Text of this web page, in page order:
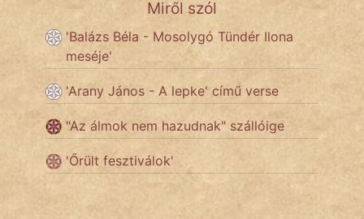
Miről szól
'Balázs Béla - Mosolygó Tündér Ilona
meséje'
'Arany János - A lepke' című verse
"Az álmok nem hazudnak" szállóige
'Őrült fesztiválok'